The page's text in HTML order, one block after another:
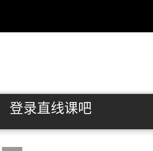
登录直线课吧